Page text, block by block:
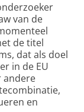
van de
de titel
dat als doel
in de EU
andere
en